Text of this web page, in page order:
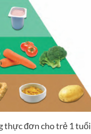
thực đơn cho trẻ 1 tuổi